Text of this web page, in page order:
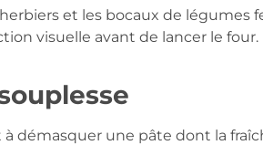
et les bocaux de légumes
visuelle avant de lancer le four.
démasquer une pâte dont la